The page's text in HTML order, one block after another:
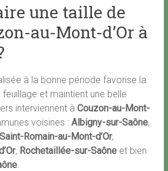
une taille de
au-Mont-d’Or à
à la bonne période favorise la
et maintient une belle
interviennent à Couzon-au-Mont-
voisines : Albigny-sur-Saône,
Saint-Romain-au-Mont-d’Or,
, Rochetaillée-sur-Saôneet bien
.